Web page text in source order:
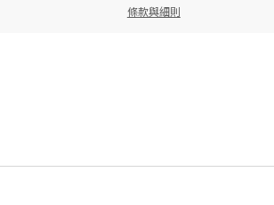
條款與細則